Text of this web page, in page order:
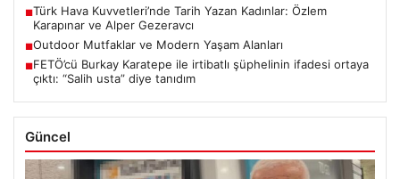
■Türk Hava Kuvvetleri’nde Tarih Yazan Kadınlar: Özlem
Karapınar ve Alper Gezeravcı
■Outdoor Mutfaklar ve Modern Yaşam Alanları
■FETÖ’cü Burkay Karatepe ile irtibatlı şüphelinin ifadesi ortaya
çıktı: “Salih usta” diye tanıdım
Güncel